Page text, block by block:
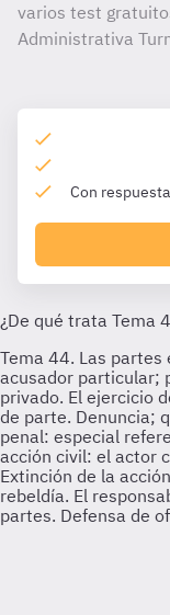
varios test
Administrativa
Con